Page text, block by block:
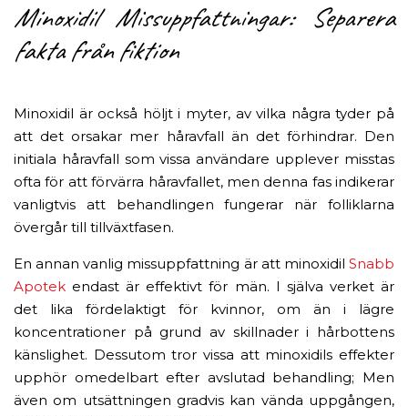
Minoxidil Missuppfattningar: Separera
fakta från fiktion
Minoxidil är också höljt i myter, av vilka några tyder på
att det orsakar mer håravfall än det förhindrar. Den
initiala håravfall som vissa användare upplever misstas
ofta för att förvärra håravfallet, men denna fas indikerar
vanligtvis att behandlingen fungerar när folliklarna
övergår till tillväxtfasen.
En annan vanlig missuppfattning är att minoxidil Snabb
Apotek endast är effektivt för män. I själva verket är
det lika fördelaktigt för kvinnor, om än i lägre
koncentrationer på grund av skillnader i hårbottens
känslighet. Dessutom tror vissa att minoxidils effekter
upphör omedelbart efter avslutad behandling; Men
även om utsättningen gradvis kan vända uppgången,